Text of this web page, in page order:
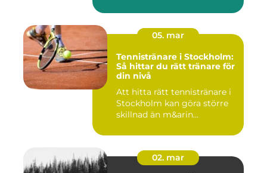
05. mar
Tennistränare i Stockholm:
Så hittar du rätt tränare för
din nivå
Att hitta rätt tennistränare i
Stockholm kan göra större
skillnad än m&arin...
02. mar